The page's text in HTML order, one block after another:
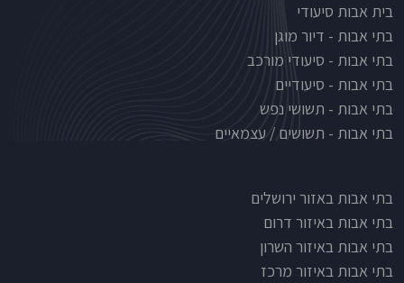
בית אבות סיעודי
בתי אבות - דיור מוגן
בתי אבות - סיעודי מורכב
בתי אבות - סיעודיים
בתי אבות - תשושי נפש
בתי אבות - תשושים / עצמאיים
בתי אבות לפי אזורים
בתי אבות באזור ירושלים
בתי אבות באיזור דרום
בתי אבות באיזור השרון
בתי אבות באיזור מרכז